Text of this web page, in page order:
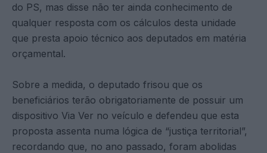
do PS, mas disse não ter ainda conhecimento de
qualquer resposta com os cálculos desta unidade
que presta apoio técnico aos deputados em matéria
orçamental.
Sobre a medida, o deputado frisou que os
beneficiários terão obrigatoriamente de possuir um
dispositivo Via Ver no veículo e defendeu que esta
proposta assenta numa lógica de “justiça territorial”,
recordando que, no ano passado, foram abolidas